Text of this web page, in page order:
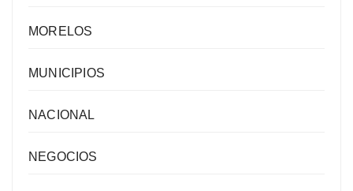
MORELOS
MUNICIPIOS
NACIONAL
NEGOCIOS